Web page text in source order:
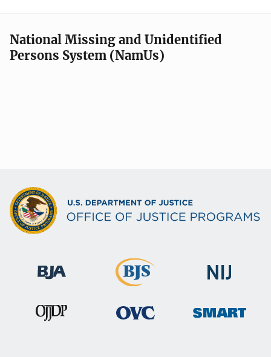
National Missing and Unidentified
Persons System (NamUs)